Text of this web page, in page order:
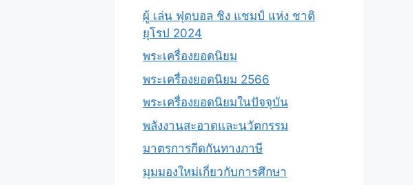
ผู้ เล่น ฟุตบอล ชิง แชมป์ แห่ง ชาติ
ยุโรป 2024
พระเครื่องยอดนิยม
พระเครื่องยอดนิยม 2566
พระเครื่องยอดนิยมในปัจจุบัน
พลังงานสะอาดและนวัตกรรม
มาตรการกีดกันทางภาษี
มุมมองใหม่เกี่ยวกับการศึกษา